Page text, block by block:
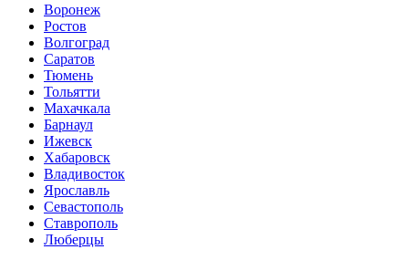
Воронеж
Ростов
Волгоград
Саратов
Тюмень
Тольятти
Махачкала
Барнаул
Ижевск
Хабаровск
Владивосток
Ярославль
Севастополь
Ставрополь
Люберцы